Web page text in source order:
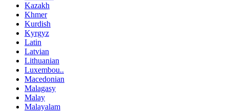
Kazakh
Khmer
Kurdish
Kyrgyz
Latin
Latvian
Lithuanian
Luxembou..
Macedonian
Malagasy
Malay
Malayalam